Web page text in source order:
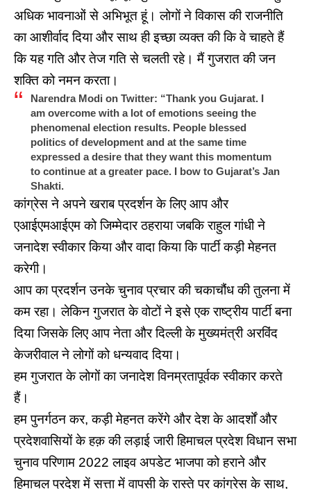
अधिक भावनाओं से अभिभूत हूं। लोगों ने विकास की राजनीति
का आशीर्वाद दिया और साथ ही इच्छा व्यक्त की कि वे चाहते हैं
कि यह गति और तेज गति से चलती रहे। मैं गुजरात की जन
शक्ति को नमन करता।
Narendra Modi on Twitter: “Thank you Gujarat. I
am overcome with a lot of emotions seeing the
phenomenal election results. People blessed
politics of development and at the same time
expressed a desire that they want this momentum
to continue at a greater pace. I bow to Gujarat’s Jan
Shakti.
कांग्रेस ने अपने खराब प्रदर्शन के लिए आप और
एआईएमआईएम को जिम्मेदार ठहराया जबकि राहुल गांधी ने
जनादेश स्वीकार किया और वादा किया कि पार्टी कड़ी मेहनत
करेगी।
आप का प्रदर्शन उनके चुनाव प्रचार की चकाचौंध की तुलना में
कम रहा। लेकिन गुजरात के वोटों ने इसे एक राष्ट्रीय पार्टी बना
दिया जिसके लिए आप नेता और दिल्ली के मुख्यमंत्रीअरविंद
केजरीवालने लोगों को धन्यवाद दिया।
हम गुजरात के लोगों का जनादेश विनम्रतापूर्वक स्वीकार करते
हैं।
हम पुनर्गठन कर, कड़ी मेहनत करेंगे और देश के आदर्शों और
प्रदेशवासियों के हक़ की लड़ाई जारी हिमाचल प्रदेश विधान सभा
चुनाव परिणाम 2022 लाइव अपडेट भाजपा को हराने और
हिमाचल प्रदेश में सत्ता में वापसी के रास्ते पर कांग्रेस के साथ,